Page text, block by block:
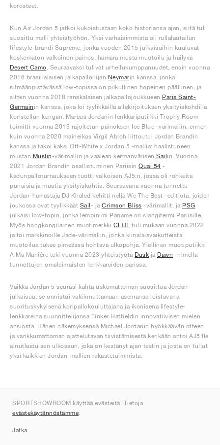
korosteet.
Kun Air Jordan 5 jatkoi kukoistustaan koko historiansa ajan, siitä tuli
suosittu malli yhteistyöhön. Yksi varhaisimmista oli rullalautailun
lifestyle-brändi Supreme, jonka vuoden 2015 julkaisuihin kuuluvat
koskematon valkoinen painos, hämärä musta muotoilu ja häilyvä
Desert Camo . Seuraavaksi tulivat urheilukumppanuudet, ensin vuonna
2016 brasilialaisen jalkapalloilijan Neymarin kanssa, jonka
silmäänpistävässä low-topissa on pilkullinen hopeinen päällinen, ja
sitten vuonna 2018 ranskalaisen jalkapallojoukkueen Paris Saint-
Germain in kanssa, joka loi tyylikkäillä allekirjoituksen yksityiskohdilla
koristellun kengän. Marcus Jordanin lenkkariputiikki Trophy Room
toimitti vuonna 2019 rajoitetun painoksen Ice Blue -värimallin, ennen
kuin vuonna 2020 maineikas Virgil Abloh liittoutui Jordan Brandin
kanssa ja takoi kaksi Off-White x Jordan 5 -mallia: haalistuneen
mustan Muslin-värimallin ja vaalean kermanvärisen Sailin. Vuonna
2021 Jordan Brandin osallistuminen Pariisin Quai 54 -
kadunpalloturnaukseen tuotti valkoisen AJ5:n, jossa oli rohkeita
punaisia ja mustia yksityiskohtia. Seuraavana vuonna tunnettu
Jordan-harrastaja DJ Khaled kehitti neljä We The Best -editiota, joiden
joukossa ovat tyylikkäät Sail- ja Crimson Bliss -värimallit, ja PSG
julkaisi low-topin, jonka lempinimi Paname on slangitermi Pariisille.
Myös hongkongilainen muotimerkki CLOT tuli mukaan vuonna 2022
ja toi markkinoille Jade-värimallin, jonka kiinalaisvaikutteista
muotoilua tukee pimeässä hohtava ulkopohja. Ylellinen muotiputiikki
A Ma Maniére teki vuonna 2023 yhteistyötä Dusk ja Dawn -nimellä
tunnettujen omaleimaisten lenkkareiden parissa.
Vaikka Jordan 5 seurasi kahta uskomattoman suosittua Jordan-
julkaisua, se onnistui vakiinnuttamaan asemansa loistavana
suorituskykyisenä koripallokouluttajana ja ikonisena lifestyle-
lenkkareina suunnittelijansa Tinker Hatfieldin innovatiivisen mielen
ansiosta. Hänen näkemyksensä Michael Jordanin hyökkäävän otteen
ja vankkumattoman ajattelutavan tiivistämisestä kenkään antoi AJ5:lle
ainutlaatuisen ulkoasun, joka on kestänyt ajan testin ja josta on tullut
yksi kaikkien Jordan-mallien rakastetuimmista.
Arvostele Jordan 5 sneakerit
SPORTSHOWROOM käyttää evästeitä. Tietoja
evästekäytännöstämme.
Jatka